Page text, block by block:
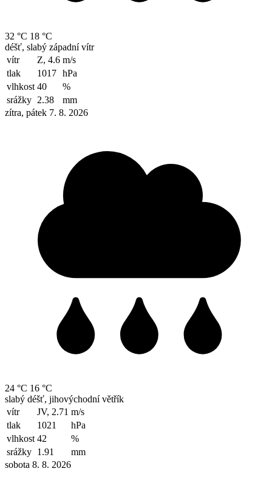
32 °C 18 °C
déšť, slabý západní vítr
vítr
Z, 4.6 m/s
tlak
1017 hPa
vlhkost 40
%
srážky 2.38
mm
zítra, pátek 7. 8. 2026
24 °C 16 °C
slabý déšť, jihovýchodní větřík
vítr
JV, 2.71 m/s
tlak
1021
hPa
vlhkost 42
%
srážky 1.91
mm
sobota 8. 8. 2026